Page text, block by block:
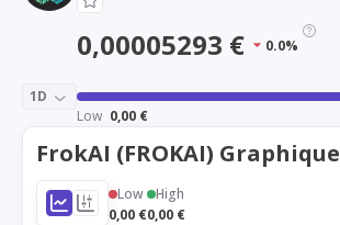
0,00005293 € 0.0%
1D
Low 0,00 €
FrokAI (FROKAI) Graphique
Low
0,00 €
High
0,00 €